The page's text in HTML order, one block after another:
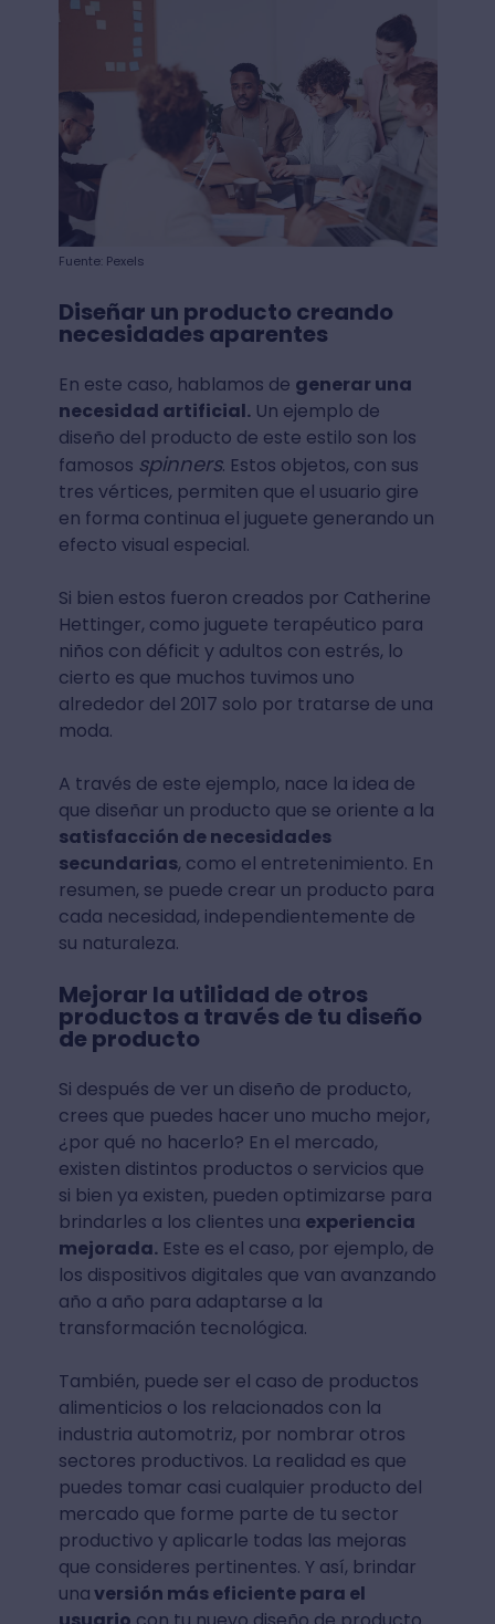
Fuente: Pexels
Diseñar un producto creando
necesidades aparentes
En este caso, hablamos de generar una
necesidad artificial.Un ejemplo de
diseño del producto de este estilo son los
famosos spinners. Estos objetos, con sus
tres vértices, permiten que el usuario gire
en forma continua el juguete generando un
efecto visual especial.
Si bien estos fueron creados por Catherine
Hettinger, como juguete terapéutico para
niños con déficit y adultos con estrés, lo
cierto es que muchos tuvimos uno
alrededor del 2017 solo por tratarse de una
moda.
A través de este ejemplo, nace la idea de
que diseñar un producto que se oriente a la
satisfacción de necesidades
secundarias, como el entretenimiento. En
resumen, se puede crear un producto para
cada necesidad, independientemente de
su naturaleza.
Mejorar la utilidad de otros
productos a través de tu diseño
de producto
Si después de ver un diseño de producto,
crees que puedes hacer uno mucho mejor,
¿por qué no hacerlo? En el mercado,
existen distintos productos o servicios que
si bien ya existen, pueden optimizarse para
brindarles a los clientes una experiencia
mejorada.Este es el caso, por ejemplo, de
los dispositivos digitales que van avanzando
año a año para adaptarse a la
transformación tecnológica.
También, puede ser el caso de productos
alimenticios o los relacionados con la
industria automotriz, por nombrar otros
sectores productivos. La realidad es que
puedes tomar casi cualquier producto del
mercado que forme parte de tu sector
productivo y aplicarle todas las mejoras
que consideres pertinentes. Y así, brindar
unaversión más eficiente para el